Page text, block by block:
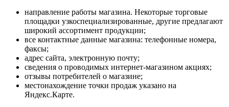
направление работы магазина. Некоторые торговые
площадки узкоспециализированные, другие предлагают
широкий ассортимент продукции;
все контактные данные магазина: телефонные номера,
факсы;
адрес сайта, электронную почту;
сведения о проводимых интернет-магазином акциях;
отзывы потребителей о магазине;
местонахождение точки продаж указано на
Яндекс.Карте.